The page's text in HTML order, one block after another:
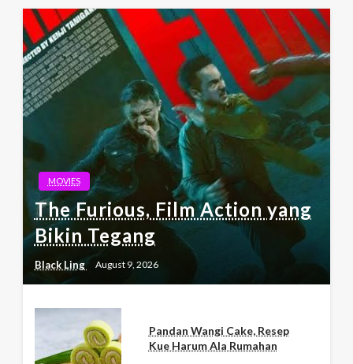
MOVIES
The Furious, Film Action yang
Bikin Tegang
Black Ling August 9, 2026
Pandan Wangi Cake, Resep
Kue Harum Ala Rumahan